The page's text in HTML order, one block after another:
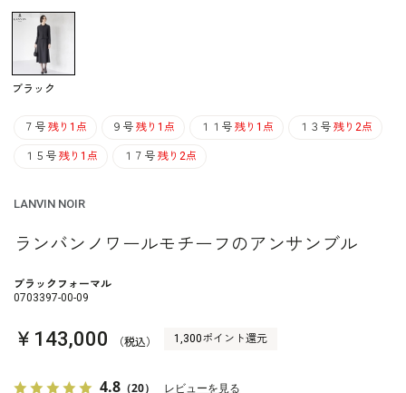
ブラック
７号 残り1点 ９号 残り1点 １１号 残り1点 １３号 残り2点
１５号 残り1点 １７号 残り2点
LANVIN NOIR
ランバンノワールモチーフのアンサンブル
ブラックフォーマル
0703397-00-09
￥143,000 （税込） 1,300ポイント還元
4.8 （20） レビューを見る